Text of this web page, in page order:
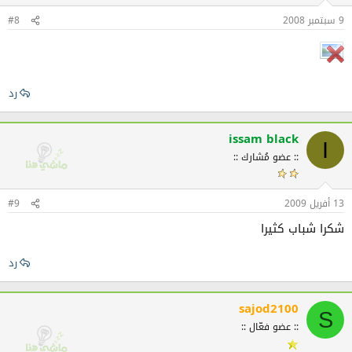
9 سبتمبر 2008 #8
رد
I
issam black
:: عضو مُشارك ::
13 أفريل 2009 #9
شكرا شباب كثيرا
رد
S
sajod2100
:: عضو فعّال ::